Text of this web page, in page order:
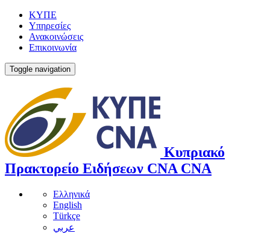
ΚΥΠΕ
Υπηρεσίες
Ανακοινώσεις
Επικοινωνία
Toggle navigation
Κυπριακό
Πρακτορείο Ειδήσεων CNA CNA
Ελληνικά
English
Türkçe
عربي